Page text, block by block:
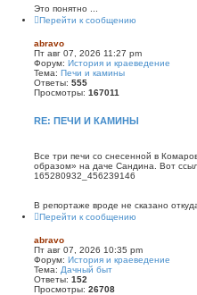
Это понятно ...
Перейти к сообщению
abravo
Пт авг 07, 2026 11:27 pm
Форум: История и краеведение
Тема: Печи и камины
Ответы: 555
Просмотры: 167011
RE: ПЕЧИ И КАМИНЫ
Все три печи со снесенной в
образом» на даче Сандина. Вот
165280932_456239146
В репортаже вроде не сказано
Перейти к сообщению
abravo
Пт авг 07, 2026 10:35 pm
Форум: История и краеведение
Тема: Дачный быт
Ответы: 152
Просмотры: 26708